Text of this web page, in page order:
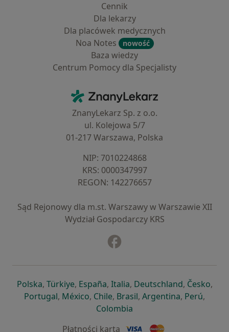
Cennik
Dla lekarzy
Dla placówek medycznych
Noa Notes
nowość
Baza wiedzy
Centrum Pomocy dla Specjalisty
ZnanyLekarz - Strona główna
ZnanyLekarz Sp. z o.o.
ul. Kolejowa 5/7
01-217 Warszawa, Polska
NIP: ⁠7010224868
KRS: ⁠0000347997
REGON: ⁠142276657
Sąd Rejonowy dla m.st. Warszawy w Warszawie XII
Wydział Gospodarczy KRS
Polskaotwiera się w nowej karcie
, Türkiyeotwiera się w nowej karcie
, Españaotwiera się w nowej karcie
, Italiaotwiera się w nowej
, Deutschlandotwiera się
, Česko,
Portugalotwiera się w nowej karcie
, Méxicootwiera się w nowej karcie
, Chileotwiera się w nowej karcie
, Brasilotwiera się w nowej
, Argentinaotwiera się
, Perú,
Colombia
Płatności kartą